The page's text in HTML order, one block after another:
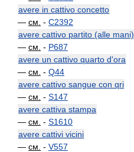
avere in cattivo concetto
— см. - C2392
avere cattivo partito (alle mani)
— см. - P687
avere un cattivo quarto d'ora
— см. - Q44
avere cattivo sangue con qri
— см. - S147
avere cattiva stampa
— см. - S1610
avere cattivi vicini
— см. - V557